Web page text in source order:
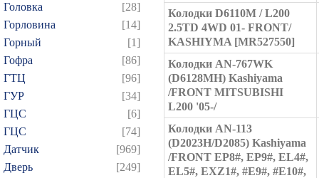
Головка
[28]
Горловина
[14]
Горный
[1]
Гофра
[86]
ГТЦ
[96]
ГУР
[34]
ГЦC
[6]
ГЦС
[74]
Датчик
[969]
Дверь
[249]
Колодки D6110M / L200
2.5TD 4WD 01- FRONT/
KASHIYMA [MR527550]
Колодки AN-767WK
(D6128MH) Kashiyama
/FRONT MITSUBISHI
L200 '05-/
Колодки AN-113
(D2023H/D2085) Kashiyama
/FRONT EP8#, EP9#, EL4#,
EL5#, EXZ1#, #E9#, #E10#,